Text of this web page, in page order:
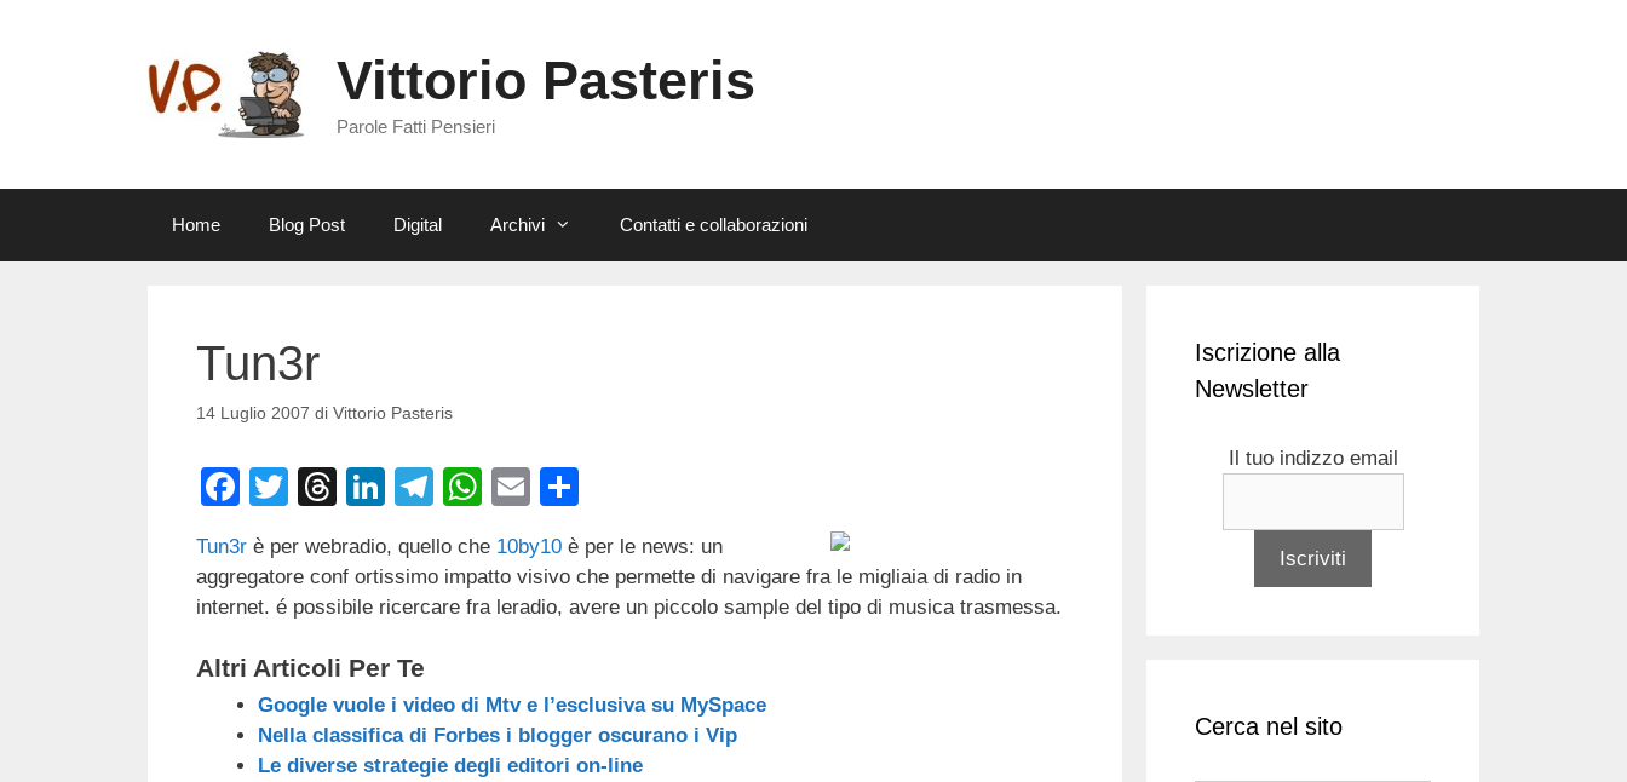
Vittorio Pasteris
Parole Fatti Pensieri
Home Blog Post Digital Archivi Contatti e collaborazioni
Tun3r
14 Luglio 2007 di Vittorio Pasteris
F
a
c
e
o
o
k
T
tt
er
T
e
a
s
Li
k
e
n
T
e
gr
W
at
s
p
E
ail n
di
Tun3r è per webradio, quello che 10by10 è per le news: un
aggregatore conf ortissimo impatto visivo che permette di navigare fra le migliaia di radio in
internet. é possibile ricercare fra leradio, avere un piccolo sample del tipo di musica trasmessa.
Altri Articoli Per Te
Google vuole i video di Mtv e l’esclusiva su MySpace
Nella classifica di Forbes i blogger oscurano i Vip
Le diverse strategie degli editori on-line
Iscrizione alla
Newsletter
Il tuo indizzo email
Cerca nel sito